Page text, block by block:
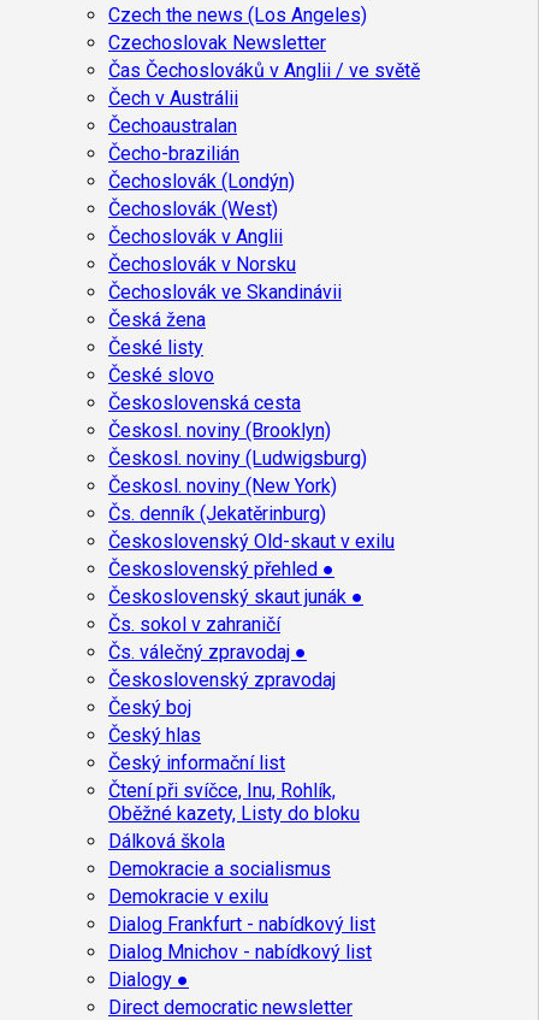
Czech the news (Los Angeles)
Czechoslovak Newsletter
Čas Čechoslováků v Anglii / ve světě
Čech v Austrálii
Čechoaustralan
Čecho-brazilián
Čechoslovák (Londýn)
Čechoslovák (West)
Čechoslovák v Anglii
Čechoslovák v Norsku
Čechoslovák ve Skandinávii
Česká žena
České listy
České slovo
Československá cesta
Českosl. noviny (Brooklyn)
Českosl. noviny (Ludwigsburg)
Českosl. noviny (New York)
Čs. denník (Jekatěrinburg)
Československý Old-skaut v exilu
Československý přehled ●
Československý skaut junák ●
Čs. sokol v zahraničí
Čs. válečný zpravodaj ●
Československý zpravodaj
Český boj
Český hlas
Český informační list
Čtení při svíčce, Inu, Rohlík,
Oběžné kazety, Listy do bloku
Dálková škola
Demokracie a socialismus
Demokracie v exilu
Dialog Frankfurt - nabídkový list
Dialog Mnichov - nabídkový list
Dialogy ●
Direct democratic newsletter